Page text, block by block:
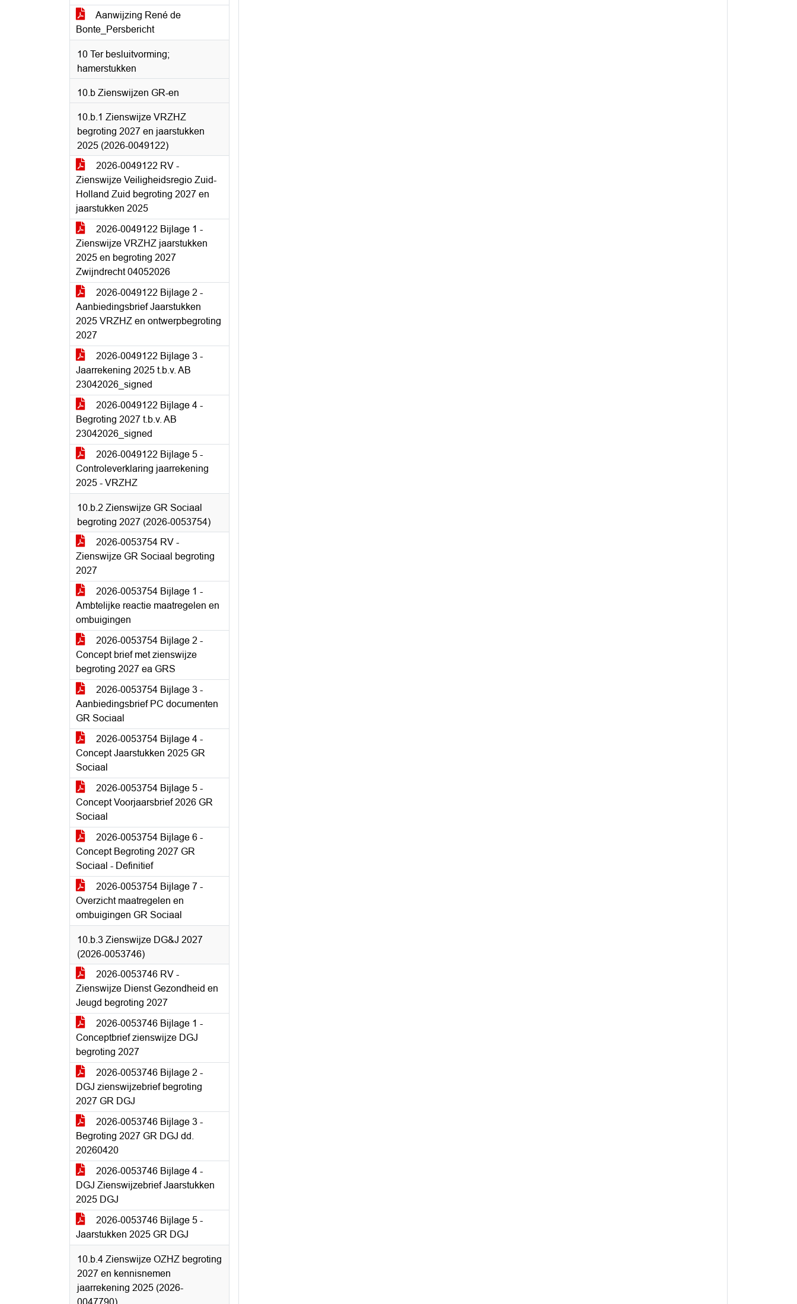
Aanwijzing René de
Bonte_Persbericht
10 Ter besluitvorming;
hamerstukken
10.b Zienswijzen GR-en
10.b.1 Zienswijze VRZHZ
begroting 2027 en jaarstukken
2025 (2026-0049122)
2026-0049122 RV -
Zienswijze Veiligheidsregio Zuid-
Holland Zuid begroting 2027 en
jaarstukken 2025
2026-0049122 Bijlage 1 -
Zienswijze VRZHZ jaarstukken
2025 en begroting 2027
Zwijndrecht 04052026
2026-0049122 Bijlage 2 -
Aanbiedingsbrief Jaarstukken
2025 VRZHZ en ontwerpbegroting
2027
2026-0049122 Bijlage 3 -
Jaarrekening 2025 t.b.v. AB
23042026_signed
2026-0049122 Bijlage 4 -
Begroting 2027 t.b.v. AB
23042026_signed
2026-0049122 Bijlage 5 -
Controleverklaring jaarrekening
2025 - VRZHZ
10.b.2 Zienswijze GR Sociaal
begroting 2027 (2026-0053754)
2026-0053754 RV -
Zienswijze GR Sociaal begroting
2027
2026-0053754 Bijlage 1 -
Ambtelijke reactie maatregelen en
ombuigingen
2026-0053754 Bijlage 2 -
Concept brief met zienswijze
begroting 2027 ea GRS
2026-0053754 Bijlage 3 -
Aanbiedingsbrief PC documenten
GR Sociaal
2026-0053754 Bijlage 4 -
Concept Jaarstukken 2025 GR
Sociaal
2026-0053754 Bijlage 5 -
Concept Voorjaarsbrief 2026 GR
Sociaal
2026-0053754 Bijlage 6 -
Concept Begroting 2027 GR
Sociaal - Definitief
2026-0053754 Bijlage 7 -
Overzicht maatregelen en
ombuigingen GR Sociaal
10.b.3 Zienswijze DG&J 2027
(2026-0053746)
2026-0053746 RV -
Zienswijze Dienst Gezondheid en
Jeugd begroting 2027
2026-0053746 Bijlage 1 -
Conceptbrief zienswijze DGJ
begroting 2027
2026-0053746 Bijlage 2 -
DGJ zienswijzebrief begroting
2027 GR DGJ
2026-0053746 Bijlage 3 -
Begroting 2027 GR DGJ dd.
20260420
2026-0053746 Bijlage 4 -
DGJ Zienswijzebrief Jaarstukken
2025 DGJ
2026-0053746 Bijlage 5 -
Jaarstukken 2025 GR DGJ
10.b.4 Zienswijze OZHZ begroting
2027 en kennisnemen
jaarrekening 2025 (2026-
0047790)